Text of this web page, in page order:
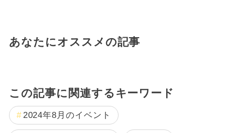
あなたにオススメの記事
この記事に関連するキーワード
2024年8月のイベント